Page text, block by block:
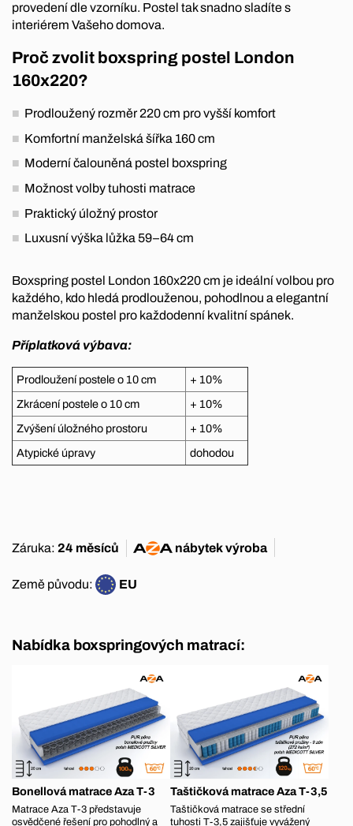
provedení dle vzorníku. Postel tak snadno sladíte s
interiérem Vašeho domova.
Proč zvolit boxspring postel London
160x220?
Prodloužený rozměr 220 cm pro vyšší komfort
Komfortní manželská šířka 160 cm
Moderní čalouněná postel boxspring
Možnost volby tuhosti matrace
Praktický úložný prostor
Luxusní výška lůžka 59–64 cm
Boxspring postel London 160x220 cm je ideální volbou pro
každého, kdo hledá prodlouženou, pohodlnou a elegantní
manželskou postel pro každodenní kvalitní spánek.
Příplatková výbava:
Prodloužení postele o 10 cm
+ 10%
Zkrácení postele o 10 cm
+ 10%
Zvýšení úložného prostoru
+ 10%
Atypické úpravy
dohodou
Záruka: 24 měsíců nábytekvýroba
Země původu: EU
Nabídka boxspringových matrací:
Bonellová matrace Aza T-3
Matrace Aza T-3 představuje
osvědčené řešení pro pohodlný a
Taštičková matrace Aza T-3,5
Taštičková matrace se střední
tuhosti T-3,5 zajišťuje vyvážený